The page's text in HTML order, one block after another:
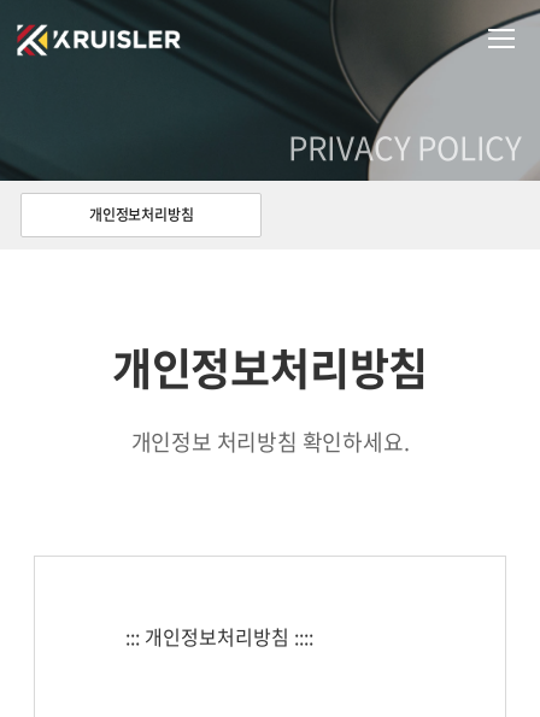
PRIVACY POLICY
개인정보처리방침
개인정보처리방침
개인정보 처리방침 확인하세요.